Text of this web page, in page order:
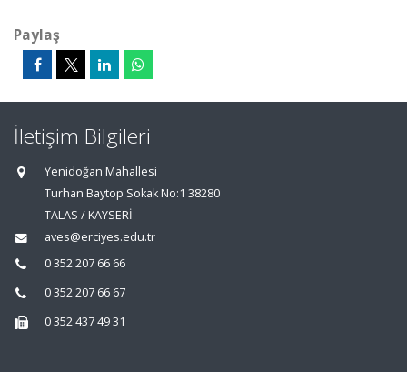
Paylaş
İletişim Bilgileri
Yenidoğan Mahallesi
Turhan Baytop Sokak No:1 38280
TALAS / KAYSERİ
aves@erciyes.edu.tr
0 352 207 66 66
0 352 207 66 67
0 352 437 49 31